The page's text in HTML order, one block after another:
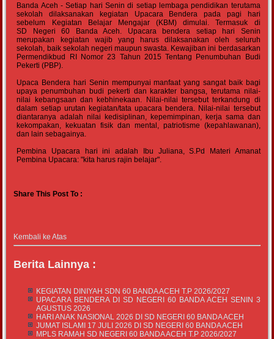
Banda Aceh - Setiap hari Senin di setiap lembaga pendidikan terutama
sekolah dilaksanakan kegiatan Upacara Bendera pada pagi hari
sebelum Kegiatan Belajar Mengajar (KBM) dimulai. Termasuk di
SD Negeri 60 Banda Aceh. Upacara bendera setiap hari Senin
merupakan kegiatan wajib yang harus dilaksanakan oleh seluruh
sekolah, baik sekolah negeri maupun swasta. Kewajiban ini berdasarkan
Permendikbud RI Nomor 23 Tahun 2015 Tentang Penumbuhan Budi
Pekerti (PBP).
Upaca Bendera hari Senin mempunyai manfaat yang sangat baik bagi
upaya penumbuhan budi pekerti dan karakter bangsa, terutama nilai-
nilai kebangsaan dan kebhinekaan. Nilai-nilai tersebut terkandung di
dalam setiap urutan kegiatan/tata upacara bendera. Nilai-nilai tersebut
diantaranya adalah nilai kedisiplinan, kepemimpinan, kerja sama dan
kekompakan, kekuatan fisik dan mental, patriotisme (kepahlawanan),
dan lain sebagainya.
Pembina Upacara hari ini adalah Ibu Juliana, S.Pd Materi Amanat
Pembina Upacara: "kita harus rajin belajar".
Share This Post To :
Kembali ke Atas
Berita Lainnya :
KEGIATAN DINIYAH SDN 60 BANDA ACEH T.P 2026/2027
UPACARA BENDERA DI SD NEGERI 60 BANDA ACEH SENIN 3
AGUSTUS 2026
HARI ANAK NASIONAL 2026 DI SD NEGERI 60 BANDA ACEH
JUMAT ISLAMI 17 JULI 2026 DI SD NEGERI 60 BANDA ACEH
MPLS RAMAH SD NEGERI 60 BANDA ACEH T.P 2026/2027